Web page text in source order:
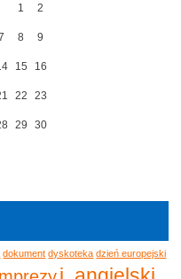
1 2
8 9
15 16
22 23
29 30
dokument dyskoteka dzień europejski